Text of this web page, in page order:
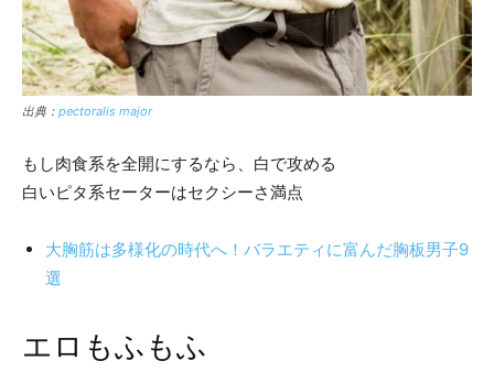
出典： pectoralis major
もし肉食系を全開にするなら、白で攻める
白いピタ系セーターはセクシーさ満点
大胸筋は多様化の時代へ！バラエティに富んだ胸板男子9
選
エロもふもふ